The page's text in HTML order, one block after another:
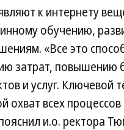
к интернету
обучению,
«Все это
затрат, повышению
и услуг. Ключевой
всех
и.о. ректора